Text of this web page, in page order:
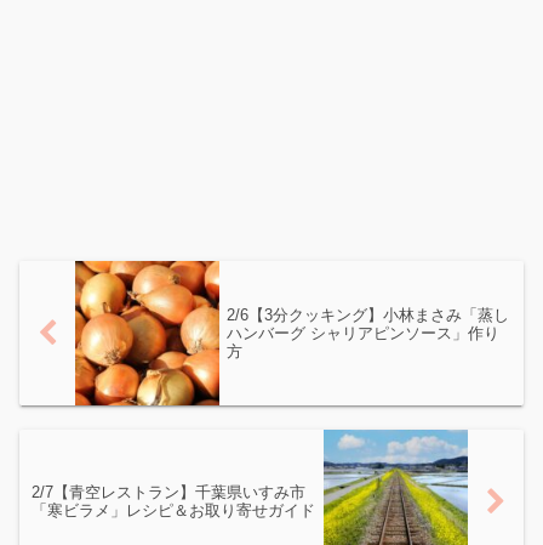
2/6【3分クッキング】小林まさみ「蒸し
ハンバーグ シャリアピンソース」作り
方
2/7【青空レストラン】千葉県いすみ市
「寒ビラメ」レシピ＆お取り寄せガイド